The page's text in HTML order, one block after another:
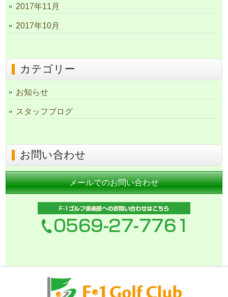
2017年11月
2017年10月
カテゴリー
お知らせ
スタッフブログ
お問い合わせ
メールでのお問い合わせ